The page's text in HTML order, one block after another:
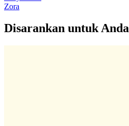
Zora
Disarankan untuk Anda